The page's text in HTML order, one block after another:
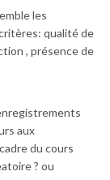
les
qualité de
, présence de
aux
du cours
? ou